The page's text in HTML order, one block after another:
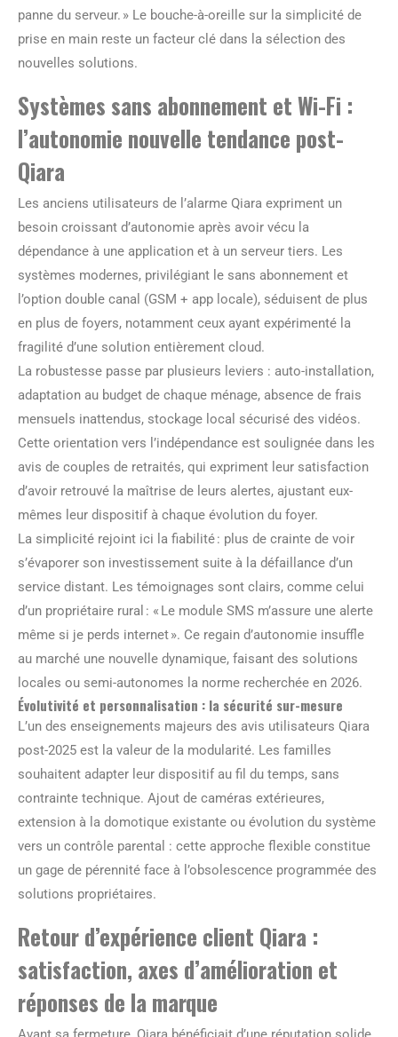
panne du serveur. » Le bouche-à-oreille sur la simplicité de
prise en main reste un facteur clé dans la sélection des
nouvelles solutions.
Systèmes sans abonnement et Wi-Fi :
l’autonomie nouvelle tendance post-
Qiara
Les anciens utilisateurs de l’alarme Qiara expriment un
besoin croissant d’autonomie après avoir vécu la
dépendance à une application et à un serveur tiers. Les
systèmes modernes, privilégiant le sans abonnement et
l’option double canal (GSM + app locale), séduisent de plus
en plus de foyers, notamment ceux ayant expérimenté la
fragilité d’une solution entièrement cloud.
La robustesse passe par plusieurs leviers : auto-installation,
adaptation au budget de chaque ménage, absence de frais
mensuels inattendus, stockage local sécurisé des vidéos.
Cette orientation vers l’indépendance est soulignée dans les
avis de couples de retraités, qui expriment leur satisfaction
d’avoir retrouvé la maîtrise de leurs alertes, ajustant eux-
mêmes leur dispositif à chaque évolution du foyer.
La simplicité rejoint ici la fiabilité : plus de crainte de voir
s’évaporer son investissement suite à la défaillance d’un
service distant. Les témoignages sont clairs, comme celui
d’un propriétaire rural : « Le module SMS m’assure une alerte
même si je perds internet ». Ce regain d’autonomie insuffle
au marché une nouvelle dynamique, faisant des solutions
locales ou semi-autonomes la norme recherchée en 2026.
Évolutivité et personnalisation : la sécurité sur-mesure
L’un des enseignements majeurs des avis utilisateurs Qiara
post-2025 est la valeur de la modularité. Les familles
souhaitent adapter leur dispositif au fil du temps, sans
contrainte technique. Ajout de caméras extérieures,
extension à la domotique existante ou évolution du système
vers un contrôle parental : cette approche flexible constitue
un gage de pérennité face à l’obsolescence programmée des
solutions propriétaires.
Retour d’expérience client Qiara :
satisfaction, axes d’amélioration et
réponses de la marque